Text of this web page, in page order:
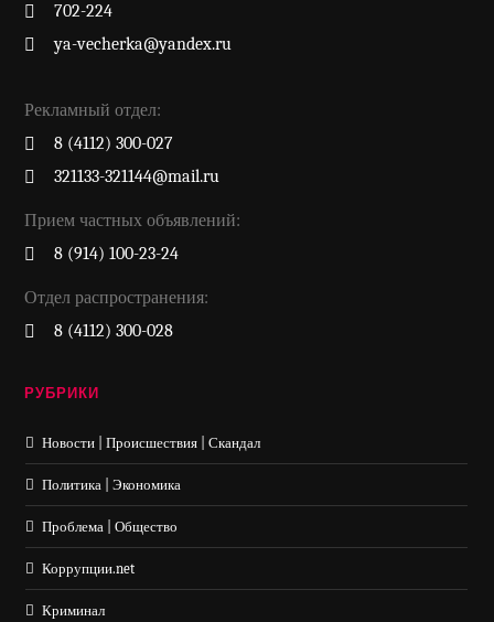
702-224
ya-vecherka@yandex.ru
Рекламный отдел:
8 (4112) 300-027
321133-321144@mail.ru
Прием частных объявлений:
8 (914) 100-23-24
Отдел распространения:
8 (4112) 300-028
РУБРИКИ
Новости | Происшествия | Скандал
Политика | Экономика
Проблема | Общество
Коррупции.net
Криминал